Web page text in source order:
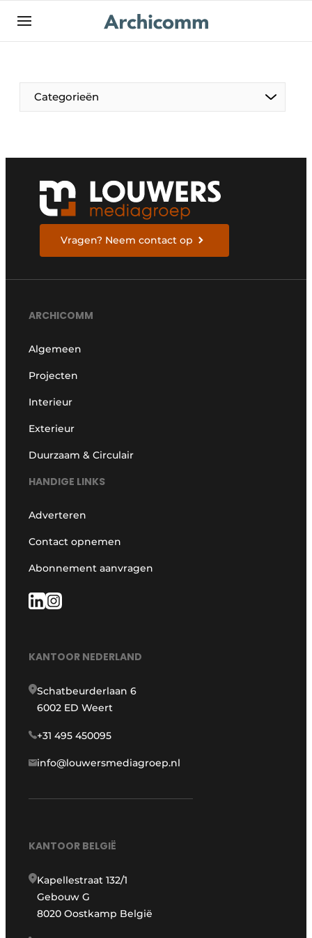
NL be-FR
Categorieën
Vragen? Neem contact op
ARCHICOMM
Algemeen
Projecten
Interieur
Exterieur
Duurzaam & Circulair
HANDIGE LINKS
Adverteren
Contact opnemen
Abonnement aanvragen
KANTOOR NEDERLAND
Schatbeurderlaan 6
6002 ED Weert
+31 495 450095
info@louwersmediagroep.nl
KANTOOR BELGIË
Kapellestraat 132/1
Gebouw G
8020 Oostkamp België